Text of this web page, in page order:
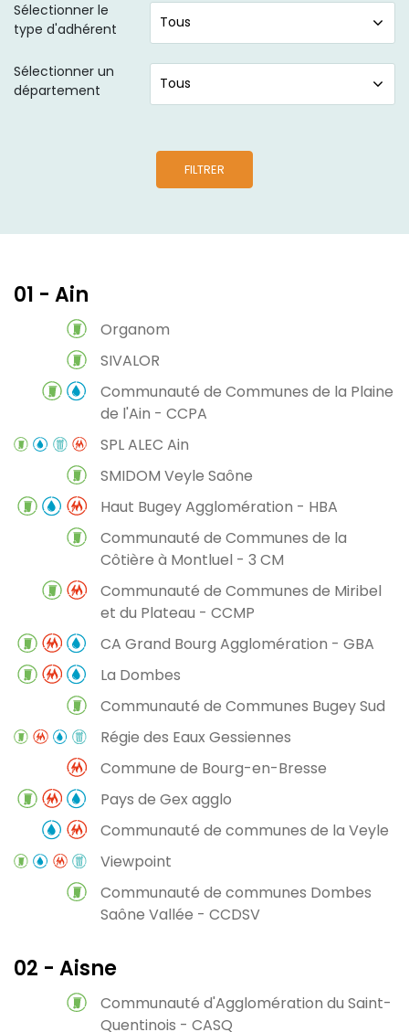
Sélectionner le
type d'adhérent
Sélectionner un
département
FILTRER
01 - Ain
Organom
SIVALOR
Communauté de Communes de la Plaine
de l'Ain - CCPA
SPL ALEC Ain
SMIDOM Veyle Saône
Haut Bugey Agglomération - HBA
Communauté de Communes de la
Côtière à Montluel - 3 CM
Communauté de Communes de Miribel
et du Plateau - CCMP
CA Grand Bourg Agglomération - GBA
La Dombes
Communauté de Communes Bugey Sud
Régie des Eaux Gessiennes
Commune de Bourg-en-Bresse
Pays de Gex agglo
Communauté de communes de la Veyle
Viewpoint
Communauté de communes Dombes
Saône Vallée - CCDSV
02 - Aisne
Communauté d'Agglomération du Saint-
Quentinois - CASQ